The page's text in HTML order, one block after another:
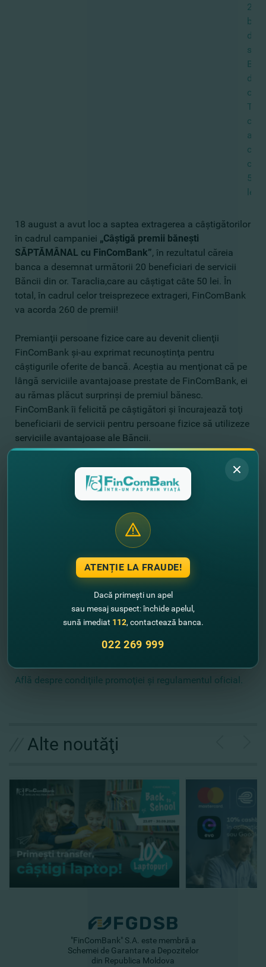
20
de
din
or.
care
au
câte
50
lei.
18 august a avut loc a saptea extragerea a câştigătorilor
în cadrul campaniei „Câştigă premii băneşti
SĂPTĂMÂNAL cu FinComBank”, în rezultatul căreia
banca a desemnat următorii 20 beneficiari de servicii
Băncii din or. Taraclia,care au câştigat câte 50 lei. În
total, în cadrul celor treisprezece extrageri, FinComBank
va acorda 260 de premii!
Premianţii persoane fizice care au devenit clienţii
FinComBank şi-au exprimat recunoştinţa pentru
câştigurile oferite de bancă. Aceştia au menţionat că pe
lângă serviciile avantajoase prestate de FinComBank, ei
au rămas plăcut surprinşi de premiul bănesc.
FinComBank îi felicită pe câştigători şi încurajează toţi
beneficiarii de servicii pentru persoane fizice să utilizeze
serviciile avantajoase ale Băncii.
Amintim că cei care a devenit client FinComBank, care
au luat un credit, a deschis depozit sau a făcut-primit un
transfer bânesc în oficiile FinComBank din or. Taraclia,
Campania „ Câştigă premii băneşti SĂPTĂMÂNAL cu
FinComBank!” este valabilă din 01 iulie până la 30
septembrie 2017. Selectarea câştigătorilor se face
săptămânal, fiecare vinerea în 16:00 pe str. Ştefan cel
Mare 57, prin tragere la sorţi.
Următoarea extragerea va avea loc 25 august 2017.
băneşti SĂPTĂMÂNAL cu FinComBank!" -
Află despre condiţiile promoţiei şi regulamentul oficial.
Alte noutăţi
"FinComBank" S.A. este membră a
Schemei de Garantare a Depozitelor
din Republica Moldova
ATENȚIE LA FRAUDE!
Dacă primești un apel
sau mesaj suspect: închide apelul,
sună imediat 112, contactează banca.
022 269 999